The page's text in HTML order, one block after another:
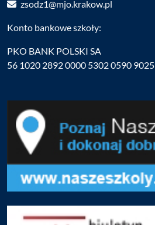
zsodz1@mjo.krakow.pl
Konto bankowe szkoły:
PKO BANK POLSKI SA
56 1020 2892 0000 5302 0590 9025